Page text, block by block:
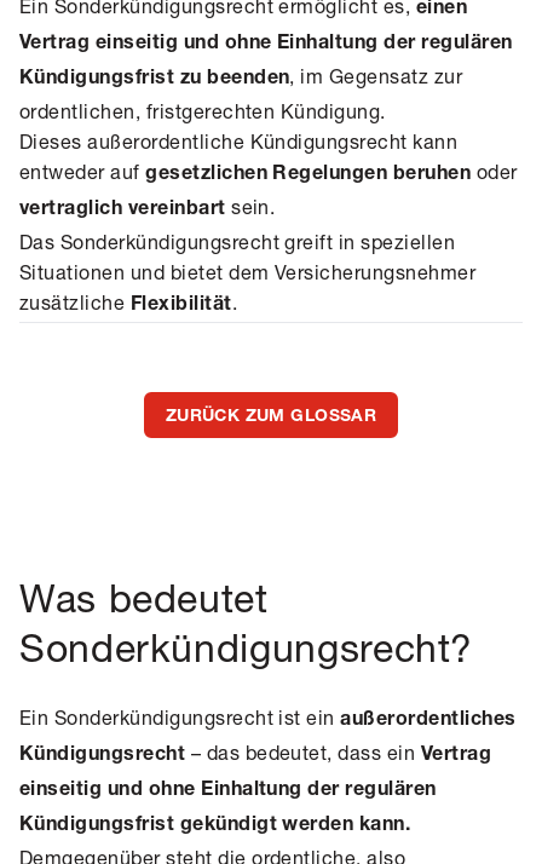
Ein Sonderkündigungsrecht ermöglicht es, einen
Vertrag einseitig und ohne Einhaltung der regulären
Kündigungsfrist zu beenden, im Gegensatz zur
ordentlichen, fristgerechten Kündigung.
Dieses außerordentliche Kündigungsrecht kann
entweder aufgesetzlichen Regelungen beruhen oder
vertraglich vereinbart sein.
Das Sonderkündigungsrecht greift in speziellen
Situationen und bietet dem Versicherungsnehmer
zusätzliche Flexibilität.
ZURÜCK ZUM GLOSSAR
Was bedeutet
Sonderkündigungsrecht?
Ein Sonderkündigungsrecht ist einaußerordentliches
Kündigungsrecht – das bedeutet, dass ein Vertrag
einseitig und ohne Einhaltung der regulären
Kündigungsfrist gekündigt werden kann.
Demgegenüber steht die ordentliche, also